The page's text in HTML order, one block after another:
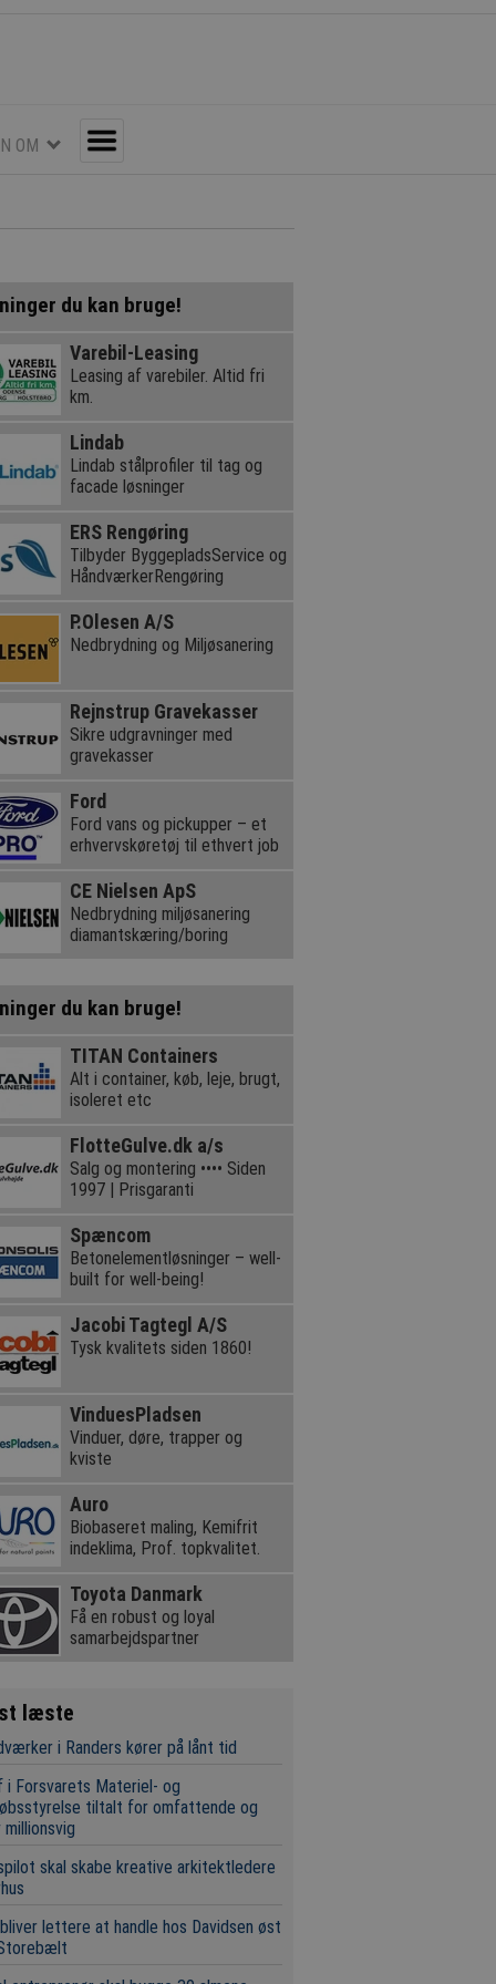
OM
du kan bruge!
Varebil-Leasing
Leasing af varebiler. Altid fri
km.
Lindab
Lindab stålprofiler til tag og
facade løsninger
ERS Rengøring
Tilbyder ByggepladsService og
HåndværkerRengøring
P.Olesen A/S
Nedbrydning og Miljøsanering
Rejnstrup Gravekasser
Sikre udgravninger med
gravekasser
Ford
Ford vans og pickupper – et
erhvervskøretøj til ethvert job
CE Nielsen ApS
Nedbrydning miljøsanering
diamantskæring/boring
du kan bruge!
TITAN Containers
Alt i container, køb, leje, brugt,
isoleret etc
FlotteGulve.dk a/s
Salg og montering •••• Siden
1997 | Prisgaranti
Spæncom
Betonelementløsninger – well-
built for well-being!
Jacobi Tagtegl A/S
Tysk kvalitets siden 1860!
VinduesPladsen
Vinduer, døre, trapper og
kviste
Auro
Biobaseret maling, Kemifrit
indeklima, Prof. topkvalitet.
Toyota Danmark
Få en robust og loyal
samarbejdspartner
læste
i Randers kører på lånt tid
i Forsvarets Materiel- og
tiltalt for omfattende og
millionsvig
skal skabe kreative arkitektledere
lettere at handle hos Davidsen øst